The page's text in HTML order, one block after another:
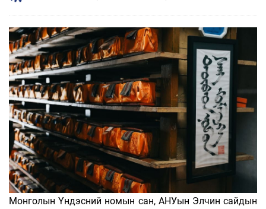
Монголын Үндэсний номын сан, АНУын Элчин сайдын